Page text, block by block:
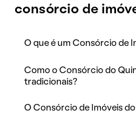
consórcio de
O que é um Consórcio de
Como o Consórcio do
tradicionais?
O Consórcio de Imóveis